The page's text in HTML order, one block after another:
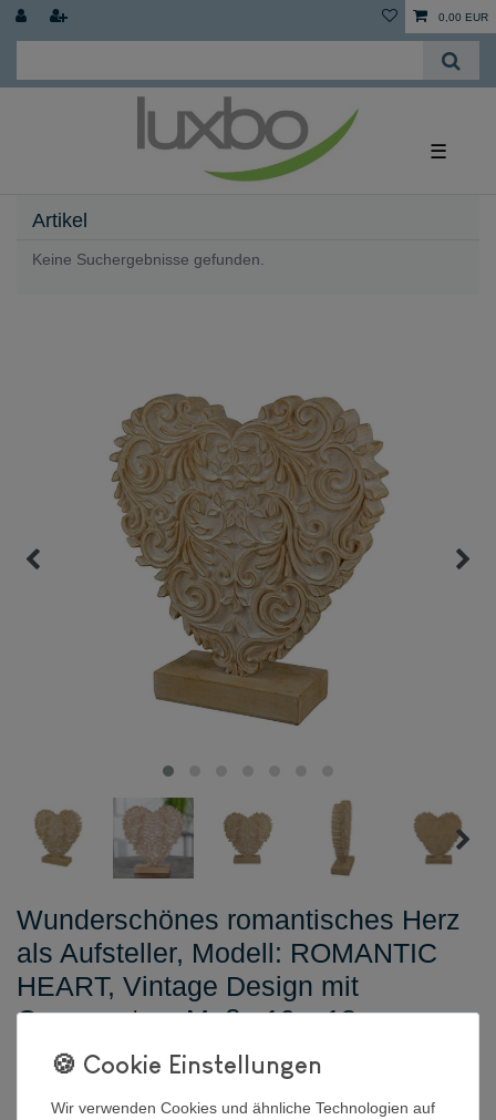
0,00 EUR
☰
Artikel
Keine Suchergebnisse gefunden.
Wunderschönes romantisches Herz
als Aufsteller, Modell: ROMANTIC
HEART, Vintage Design mit
Ornamenten, Maße 19 x 18 cm,
Farbe creme weiß antik, ideal für
Innen, Terrasse, Cafe, Cafeteria
Wir verwenden Cookies und ähnliche Technologien auf